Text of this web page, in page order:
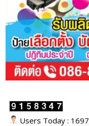
Users Today : 1697